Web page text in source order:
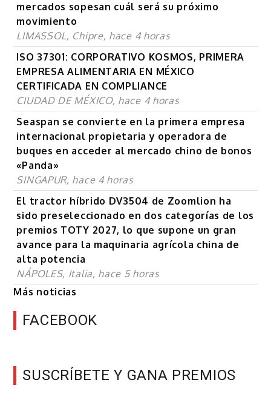
mercados sopesan cuál será su próximo
movimiento
LIMASSOL, Chipre, hace 4 horas
ISO 37301: CORPORATIVO KOSMOS, PRIMERA
EMPRESA ALIMENTARIA EN MÉXICO
CERTIFICADA EN COMPLIANCE
CIUDAD DE MÉXICO, hace 4 horas
Seaspan se convierte en la primera empresa
internacional propietaria y operadora de
buques en acceder al mercado chino de bonos
«Panda»
SINGAPUR, hace 4 horas
El tractor híbrido DV3504 de Zoomlion ha
sido preseleccionado en dos categorías de los
premios TOTY 2027, lo que supone un gran
avance para la maquinaria agrícola china de
alta potencia
NÁPOLES, Italia, hace 5 horas
Más noticias
FACEBOOK
SUSCRÍBETE Y GANA PREMIOS